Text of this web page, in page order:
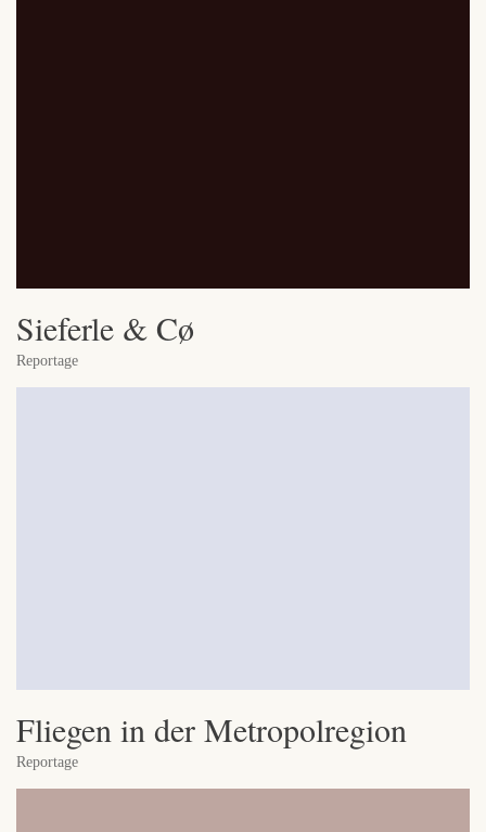
Sieferle & Cø
Reportage
Fliegen in der Metropolregion
Reportage